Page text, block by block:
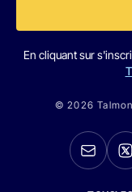
En cliquant sur
© 2026